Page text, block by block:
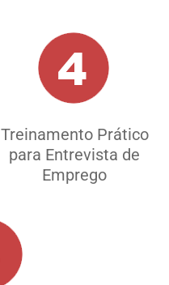
Treinamento Prático
para Entrevista de
Emprego